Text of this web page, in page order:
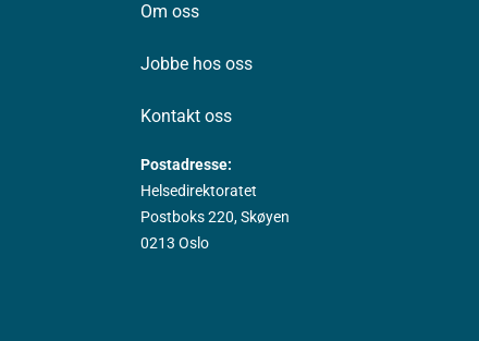
Om oss
Jobbe hos oss
Kontakt oss
Postadresse:
Helsedirektoratet
Postboks 220, Skøyen
0213 Oslo